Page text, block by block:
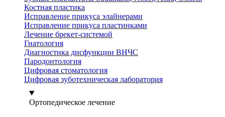
Костная пластика
Исправление прикуса элайнерами
Исправление прикуса пластинками
Лечение брекет-системой
Гнатология
Диагностика дисфункции ВНЧС
Пародонтология
Цифровая стоматология
Цифровая зуботехническая лаборатория
Ортопедическое лечение